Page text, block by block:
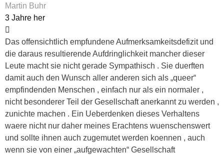
Martin Buhr
3 Jahre her
Das offensichtlich empfundene Aufmerksamkeitsdefizit und
die daraus resultierende Aufdringlichkeit mancher dieser
Leute macht sie nicht gerade Sympathisch . Sie duerften
damit auch den Wunsch aller anderen sich als „queer“
empfindenden Menschen , einfach nur als ein normaler ,
nicht besonderer Teil der Gesellschaft anerkannt zu werden ,
zunichte machen . Ein Ueberdenken dieses Verhaltens
waere nicht nur daher meines Erachtens wuenschenswert
und sollte ihnen auch zugemutet werden koennen , auch
wenn sie von einer „aufgewachten“ Gesellschaft